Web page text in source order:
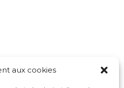
aux cookies